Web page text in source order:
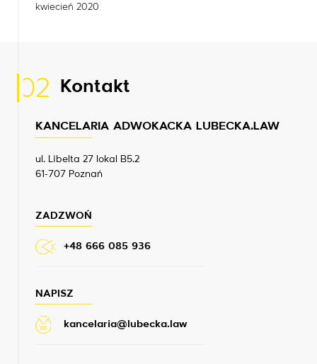
kwiecień 2020
02 Kontakt
KANCELARIA ADWOKACKA LUBECKA.LAW
ul. Libelta 27 lokal B5.2
61-707 Poznań
ZADZWOŃ
+48 666 085 936
NAPISZ
kancelaria@lubecka.law